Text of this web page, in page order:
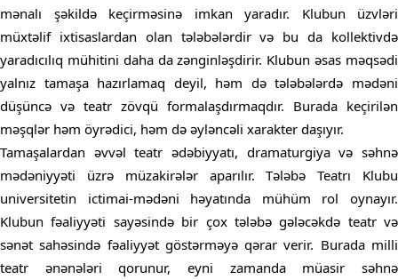
mənalı şəkildə keçirməsinə imkan yaradır. Klubun üzvləri
müxtəlif ixtisaslardan olan tələbələrdir və bu da kollektivdə
yaradıcılıq mühitini daha da zənginləşdirir. Klubun əsas məqsədi
yalnız tamaşa hazırlamaq deyil, həm də tələbələrdə mədəni
düşüncə və teatr zövqü formalaşdırmaqdır. Burada keçirilən
məşqlər həm öyrədici, həm də əyləncəli xarakter daşıyır.
Tamaşalardan əvvəl teatr ədəbiyyatı, dramaturgiya və səhnə
mədəniyyəti üzrə müzakirələr aparılır. Tələbə Teatrı Klubu
universitetin ictimai-mədəni həyatında mühüm rol oynayır.
Klubun fəaliyyəti sayəsində bir çox tələbə gələcəkdə teatr və
sənət sahəsində fəaliyyət göstərməyə qərar verir. Burada milli
teatr ənənələri qorunur, eyni zamanda müasir səhnə